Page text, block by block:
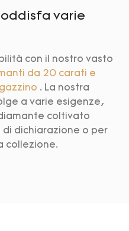
varie
con il nostro vasto
da 20 carati e
. La nostra
a varie esigenze,
coltivato
dichiarazione o per
collezione.